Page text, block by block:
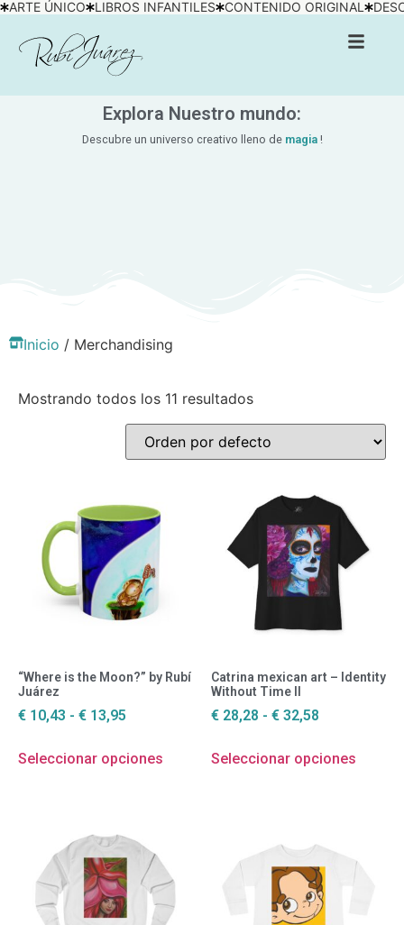
ARTE ÚNICO LIBROS INFANTILES CONTENIDO ORIGINAL
Explora Nuestro mundo:
Descubre un universo creativo lleno de magia !
Inicio / Merchandising
Mostrando todos los 11 resultados
“Where is the Moon?” by Rubí
Juárez
€ 10,43 - € 13,95
Seleccionar opciones
Catrina mexican art – Identity
Without Time II
€ 28,28 - € 32,58
Seleccionar opciones